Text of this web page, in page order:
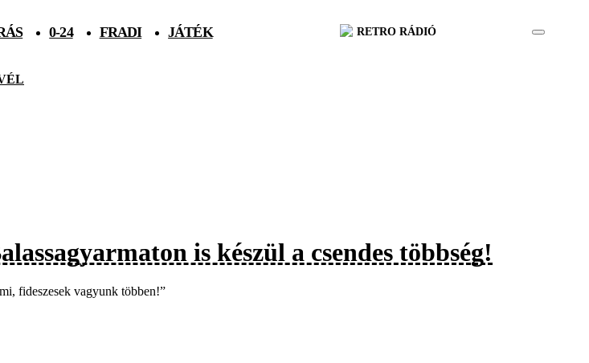
0-24 FRADI JÁTÉK RETRO RÁDIÓ
is készül a csendes többség!
fideszesek vagyunk többen!”